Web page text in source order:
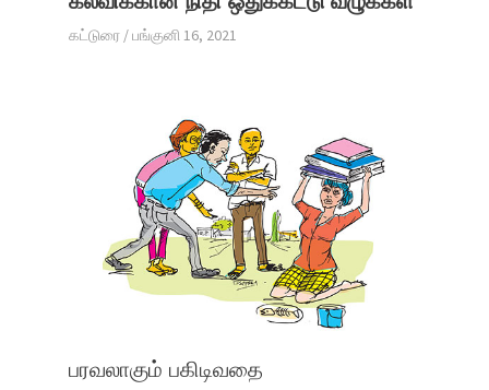
கட்டுரை/பங்குனி 16, 2021
பரவலாகும் பகிடிவதை